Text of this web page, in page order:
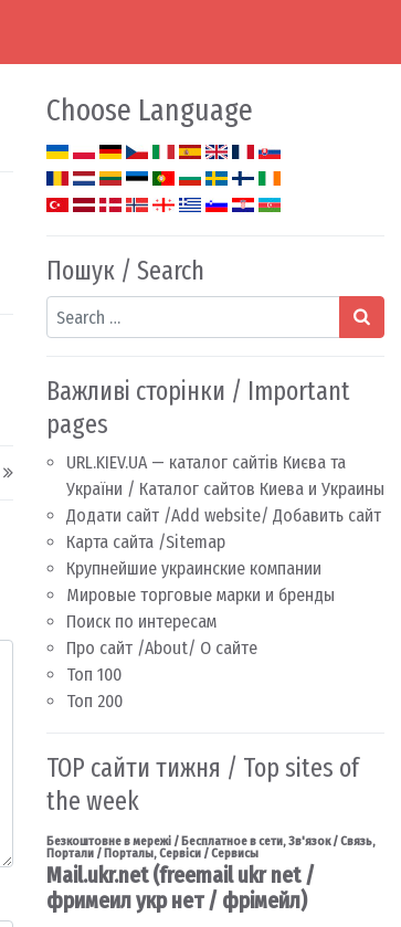
Choose Language
Пошук / Search
Search
Важливі сторінки / Important
pages
URL.KIEV.UA — каталог сайтів Києва та
України / Каталог сайтов Киева и Украины
Додати сайт /Add website/ Добавить сайт
Карта сайта /Sitemap
Крупнейшие украинские компании
Мировые торговые марки и бренды
Поиск по интересам
Про сайт /About/ О сайте
Топ 100
Топ 200
TOP сайти тижня / Top sites of
the week